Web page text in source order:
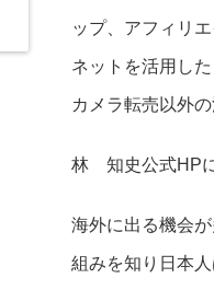
ップ、アフィリ
ネットを活用し
カメラ転売以外
林 知史公式HP
海外に出る機会
組みを知り日本